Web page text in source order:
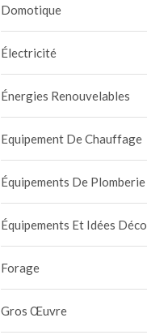
Domotique
Électricité
Énergies Renouvelables
Equipement De Chauffage
Équipements De Plomberie
Équipements Et Idées Déco
Forage
Gros Œuvre